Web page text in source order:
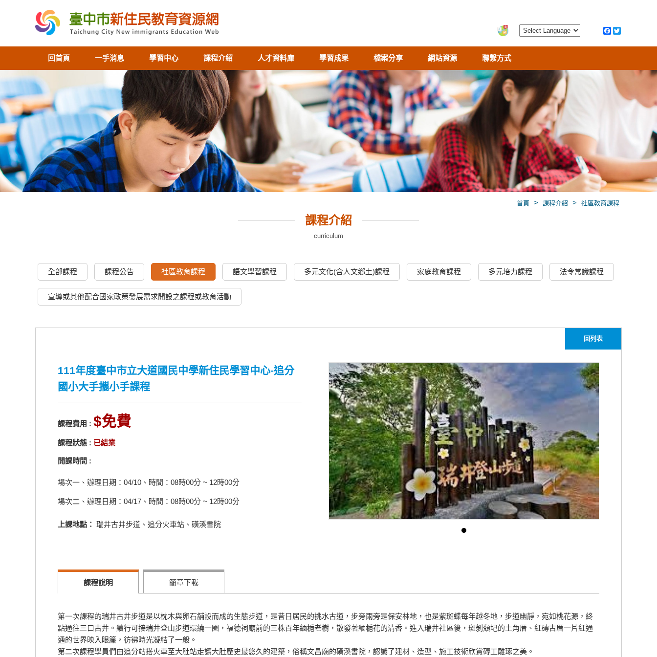
回首頁 一手消息 學習中心 課程介紹 人才資料庫 學習成果 檔案分享 網站資源 聯繫方式
首頁 > 課程介紹 > 社區教育課程
課程介紹
curriculum
全部課程 課程公告 社區教育課程 語文學習課程 多元文化(含人文鄉土)課程 家庭教育課程 多元培力課程 法令常識課程
宣導或其他配合國家政策發展需求開設之課程或教育活動
111年度臺中市立大道國民中學新住民學習中心-追分
國小大手攜小手課程
課程費用 : 免費
課程狀態 : 已結業
開課時間 :
場次一、辦理日期：04/10、時間：08時00分 ~ 12時00分
場次二、辦理日期：04/17、時間：08時00分 ~ 12時00分
上課地點： 瑞井古井步道、追分火車站、磺溪書院
課程說明 簡章下載
第一次課程的瑞井古井步道是以枕木與卵石舖設而成的生態步道，是昔日居民的挑水古道，步旁兩旁是保安林地，也是紫斑蝶每年越冬地，步道幽靜，宛如桃花源，終
點通往三口古井。續行可接瑞井登山步道環繞一圈，福德祠廟前的三株百年緬梔老樹，散發著緬梔花的清香。進入瑞井社區後，斑剝頽圮的土角厝、紅磚古厝一片紅通
通的世界映入眼簾，彷彿時光凝結了一般。
第二次課程學員們由追分站搭火車至大肚站走讀大肚歷史最悠久的建築，俗稱文昌廟的磺溪書院，認識了建材、造型、施工技術欣賞磚工雕琢之美。
回列表